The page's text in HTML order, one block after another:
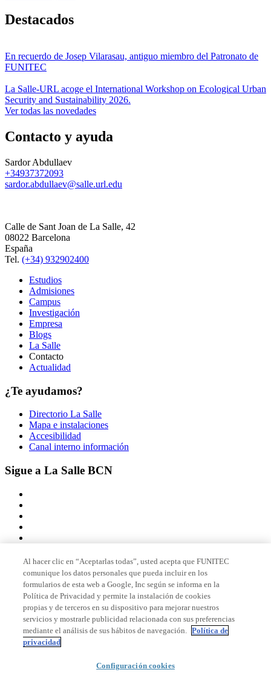
Destacados
En recuerdo de Josep Vilarasau, antiguo miembro del Patronato de
FUNITEC
La Salle-URL acoge el International Workshop on Ecological Urban
Security and Sustainability 2026.
Ver todas las novedades
Contacto y ayuda
Sardor Abdullaev
+34937372093
sardor.abdullaev@salle.url.edu
Calle de Sant Joan de La Salle, 42
08022 Barcelona
España
Tel. (+34) 932902400
Estudios
Admisiones
Campus
Investigación
Empresa
Blogs
La Salle
Contacto
Actualidad
¿Te ayudamos?
Directorio La Salle
Mapa e instalaciones
Accesibilidad
Canal interno información
Sigue a La Salle BCN
Miembro de
Acreditaciones
© 2026 La Salle Campus Barcelona - URL |
Al hacer clic en “Aceptarlas todas”, usted acepta que FUNITEC
comunique los datos personales que pueda incluir en los
formularios de esta web a Google, Inc según se informa en la
Política de Privacidad y permite la instalación de cookies
propias y de terceros en su dispositivo para mejorar nuestros
servicios y mostrarle publicidad relacionada con sus preferencias
mediante el análisis de sus hábitos de navegación. Política de
privacidad
Configuración cookies